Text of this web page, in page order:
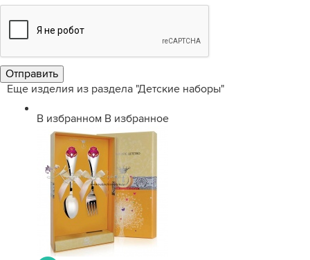
Еще изделия из раздела "Детские наборы"
В избранном В избранное